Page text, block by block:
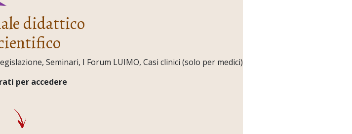
didattico
Seminari, I Forum LUIMO, Casi clinici (solo per medici)
per accedere